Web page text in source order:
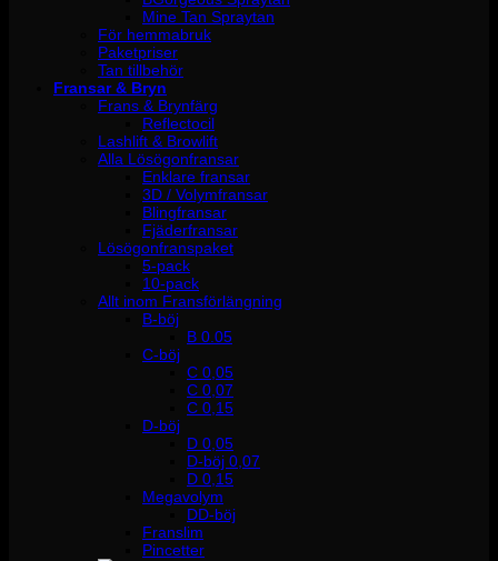
Mine Tan Spraytan
För hemmabruk
Paketpriser
Tan tillbehör
Fransar & Bryn
Frans & Brynfärg
Reflectocil
Lashlift & Browlift
Alla Lösögonfransar
Enklare fransar
3D / Volymfransar
Blingfransar
Fjäderfransar
Lösögonfranspaket
5-pack
10-pack
Allt inom Fransförlängning
B-böj
B 0.05
C-böj
C 0,05
C 0,07
C 0,15
D-böj
D 0,05
D-böj 0,07
D 0,15
Megavolym
DD-böj
Franslim
Pincetter